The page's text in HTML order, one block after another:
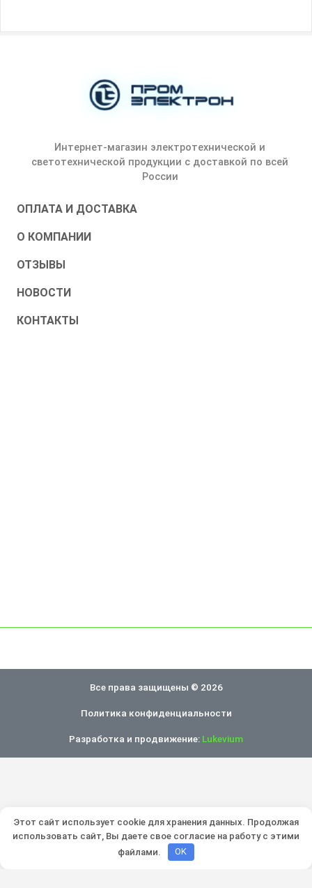
Интернет-магазин электротехнической и
светотехнической продукции с доставкой по всей
России
ОПЛАТА И ДОСТАВКА
О КОМПАНИИ
ОТЗЫВЫ
НОВОСТИ
КОНТАКТЫ
Все права защищены © 2026
Политика конфиденциальности
Разработка и продвижение: Lukevium
Этот сайт использует cookie для хранения данных. Продолжая
использовать сайт, Вы даете свое согласие на работу с этими
файлами.
OK